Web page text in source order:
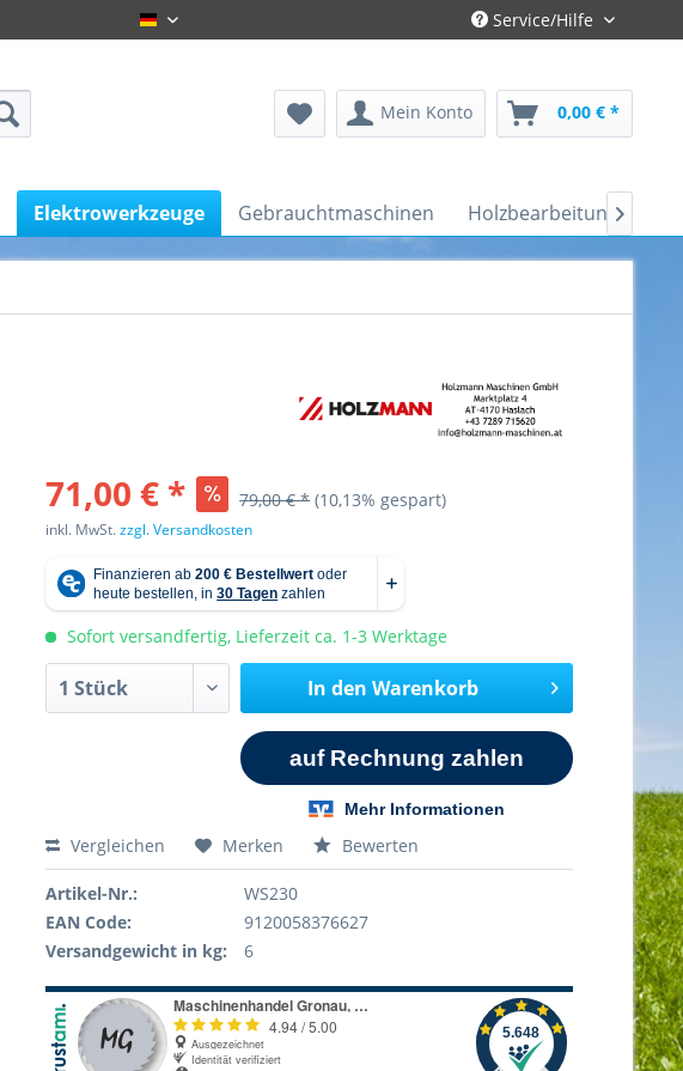
Gronau-Deutsch Service/Hilfe
Mein Konto 0,00 € *
Elektrowerkzeuge Gebrauchtmaschinen Holzbearbeitung
71,00 € * 79,00 € * (10,13% gespart)
inkl. MwSt.zzgl. Versandkosten
Sofort versandfertig, Lieferzeit ca. 1-3 Werktage
In den Warenkorb
Vergleichen Merken Bewerten
Artikel-Nr.:
WS230
EAN Code:
9120058376627
Versandgewicht in kg:
6